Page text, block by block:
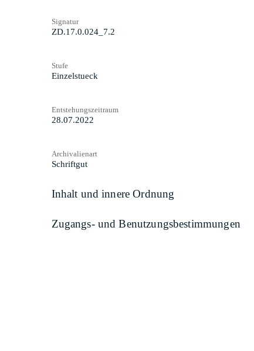
Signatur
ZD.17.0.024_7.2
Stufe
Einzelstueck
Entstehungszeitraum
28.07.2022
Archivalienart
Schriftgut
Inhalt und innere Ordnung
Zugangs- und Benutzungsbestimmungen